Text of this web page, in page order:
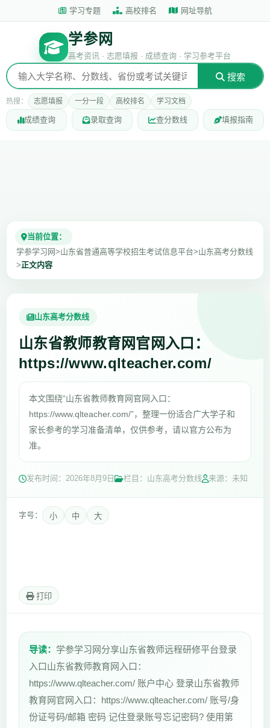
学习专题 高校排名 网址导航
学参网
高考资讯 · 志愿填报 · 成绩查询 · 学习参考平台
搜索
热搜： 志愿填报 一分一段 高校排名 学习文档
成绩查询 录取查询 查分数线 填报指南
当前位置：
学参学习网>山东省普通高等学校招生考试信息平台>山东高考分数线
>正文内容
山东高考分数线
山东省教师教育网官网入口：
https://www.qlteacher.com/
本文围绕“山东省教师教育网官网入口：
https://www.qlteacher.com/”，整理一份适合广大学子和
家长参考的学习准备清单，仅供参考，请以官方公布为
准。
发布时间： 2026年8月9日 栏目：山东高考分数线 来源：未知
字号： 小 中 大
打印
导读： 学参学习网分享山东省教师远程研修平台登录
入口山东省教师教育网入口：
https://www.qlteacher.com/ 账户中心 登录山东省教师
教育网官网入口：https://www.qlteacher.com/ 账号/身
份证号码/邮箱 密码 记住登录账号忘记密码? 使用第